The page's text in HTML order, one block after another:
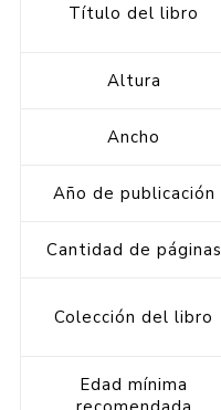
Título del libro
Altura
Ancho
Año de publicación
Cantidad de páginas
Colección del libro
Edad mínima